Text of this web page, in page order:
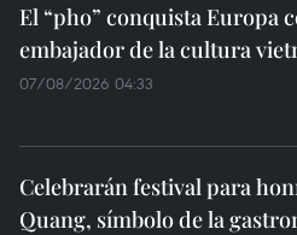
El “pho” conquista Europa
embajador de la cultura
07/08/2026 04:33
Celebrarán festival para
Quang, símbolo de la